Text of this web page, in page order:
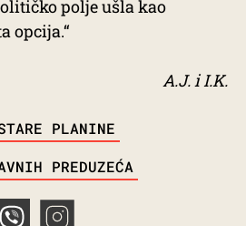
polje ušla kao
opcija.“
A.J. i I.K.
PLANINE
PREDUZEĆA